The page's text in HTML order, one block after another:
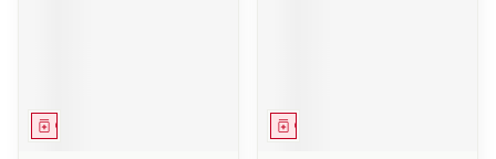
Geneesmiddel Geneesmiddel